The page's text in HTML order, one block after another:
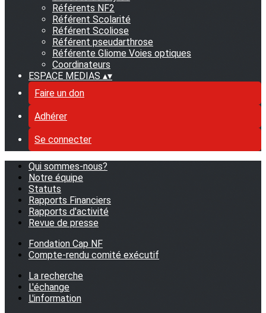
Référents NF2
Référent Scolarité
Référent Scoliose
Référent pseudarthrose
Référente Gliome Voies optiques
Coordinateurs
ESPACE MEDIAS ▴▾
Faire un don
Adhérer
Se connecter
Qui sommes-nous?
Notre équipe
Statuts
Rapports Financiers
Rapports d'activité
Revue de presse
Fondation Cap NF
Compte-rendu comité exécutif
La recherche
L'échange
L'information